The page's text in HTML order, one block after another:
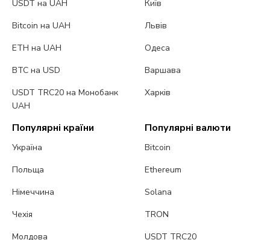
USDT на UAH
Bitcoin на UAH
ETH на UAH
BTC на USD
USDT TRC20 на Монобанк
UAH
Київ
Львів
Одеса
Варшава
Харків
Популярні країни
Україна
Польща
Німеччина
Чехія
Молдова
Популярні валюти
Bitcoin
Ethereum
Solana
TRON
USDT TRC20